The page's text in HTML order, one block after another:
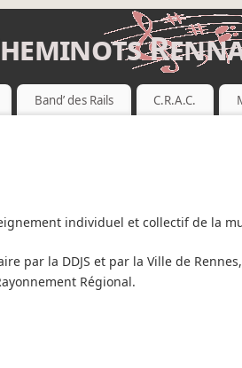
Band’ des Rails C.R.A.C.
individuel et collectif de la
par la DDJS et par la Ville de
Régional.